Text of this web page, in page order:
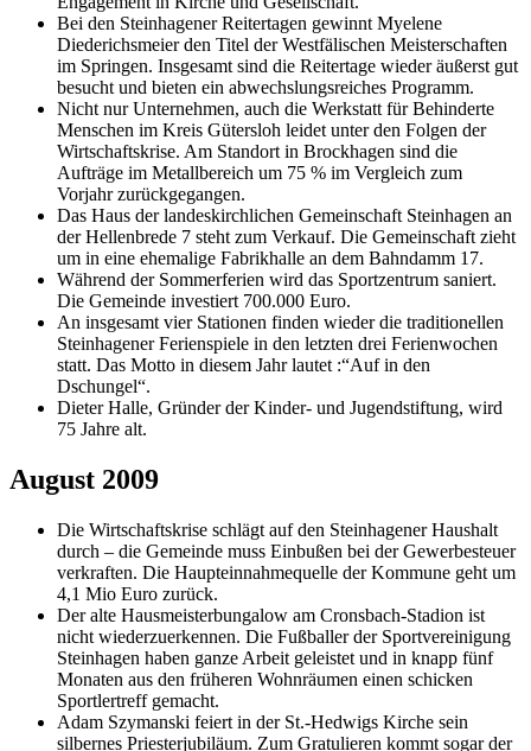
Bei den Steinhagener Reitertagen gewinnt Myelene
Diederichsmeier den Titel der Westfälischen Meisterschaften
im Springen. Insgesamt sind die Reitertage wieder äußerst gut
besucht und bieten ein abwechslungsreiches Programm.
Nicht nur Unternehmen, auch die Werkstatt für Behinderte
Menschen im Kreis Gütersloh leidet unter den Folgen der
Wirtschaftskrise. Am Standort in Brockhagen sind die
Aufträge im Metallbereich um 75 % im Vergleich zum
Vorjahr zurückgegangen.
Das Haus der landeskirchlichen Gemeinschaft Steinhagen an
der Hellenbrede 7 steht zum Verkauf. Die Gemeinschaft zieht
um in eine ehemalige Fabrikhalle an dem Bahndamm 17.
Während der Sommerferien wird das Sportzentrum saniert.
Die Gemeinde investiert 700.000 Euro.
An insgesamt vier Stationen finden wieder die traditionellen
Steinhagener Ferienspiele in den letzten drei Ferienwochen
statt. Das Motto in diesem Jahr lautet :“Auf in den
Dschungel“.
Dieter Halle, Gründer der Kinder- und Jugendstiftung, wird
75 Jahre alt.
August 2009
Die Wirtschaftskrise schlägt auf den Steinhagener Haushalt
durch – die Gemeinde muss Einbußen bei der Gewerbesteuer
verkraften. Die Haupteinnahmequelle der Kommune geht um
4,1 Mio Euro zurück.
Der alte Hausmeisterbungalow am Cronsbach-Stadion ist
nicht wiederzuerkennen. Die Fußballer der Sportvereinigung
Steinhagen haben ganze Arbeit geleistet und in knapp fünf
Monaten aus den früheren Wohnräumen einen schicken
Sportlertreff gemacht.
Adam Szymanski feiert in der St.-Hedwigs Kirche sein
silbernes Priesterjubiläum. Zum Gratulieren kommt sogar der